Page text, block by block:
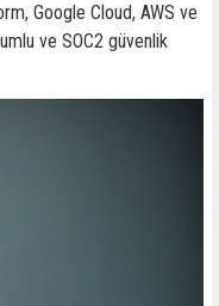
Google Cloud, AWS ve
ve SOC2 güvenlik